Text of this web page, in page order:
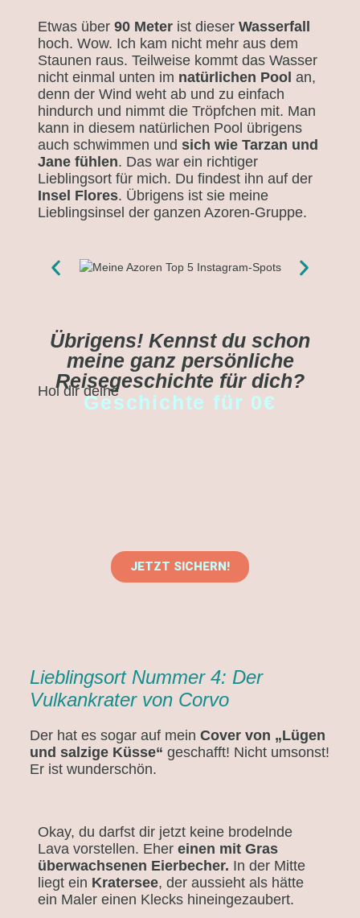
Etwas über 90 Meterist dieser Wasserfall
hoch. Wow. Ich kam nicht mehr aus dem
Staunen raus. Teilweise kommt das Wasser
nicht einmal unten im natürlichen Pool an,
denn der Wind weht ab und zu einfach
hindurch und nimmt die Tröpfchen mit. Man
kann in diesem natürlichen Pool übrigens
auch schwimmen und sich wie Tarzan und
Jane fühlen. Das war ein richtiger
Lieblingsort für mich. Du findest ihn auf der
Insel Flores. Übrigens ist sie meine
Lieblingsinsel der ganzen Azoren-Gruppe.
Übrigens! Kennst du schon
meine ganz persönliche
Reisegeschichte für dich?
Hol dir deineGeschichte für 0€
JETZT SICHERN!
Lieblingsort Nummer 4: Der
Vulkankrater von Corvo
Der hat es sogar auf mein Cover von „Lügen
und salzige Küsse“ geschafft! Nicht umsonst!
Er ist wunderschön.
Okay, du darfst dir jetzt keine brodelnde
Lava vorstellen. Eher einen mit Gras
überwachsenen Eierbecher. In der Mitte
liegt ein Kratersee, der aussieht als hätte
ein Maler einen Klecks hineingezaubert.